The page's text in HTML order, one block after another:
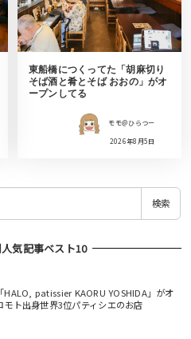
東船橋につくってた「胡麻切り
そば酒と肴とそば おおの」がオ
ープンしてる
モモ＠ひらつー
2026年8月5日
検索
気記事ベスト10
HALO, patissier KAORU YOSHIDA」がオ
モト出身世界3位パティシエのお店